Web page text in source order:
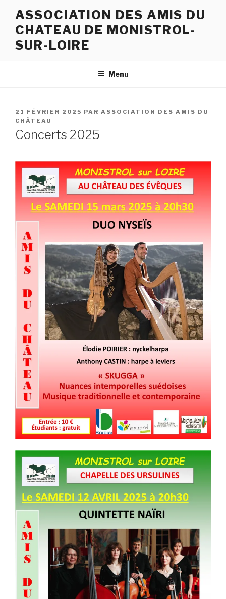
contenu
principal
ASSOCIATION DES AMIS DU
CHATEAU DE MONISTROL-
SUR-LOIRE
Menu
PUBLIÉ
LE
21 FÉVRIER 2025 PAR ASSOCIATION DES AMIS DU
CHÂTEAU
Concerts 2025